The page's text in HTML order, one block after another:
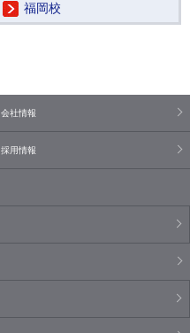
福岡校
会社情報
採用情報